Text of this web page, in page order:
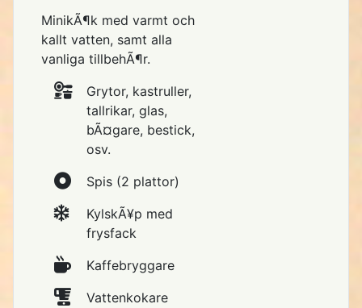
MinikÃ¶k med varmt och
kallt vatten, samt alla
vanliga tillbehÃ¶r.
Grytor, kastruller,
tallrikar, glas,
bÃ¤gare, bestick,
osv.
Spis (2 plattor)
KylskÃ¥p med
frysfack
Kaffebryggare
Vattenkokare